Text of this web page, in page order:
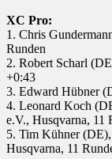
XC Pro:
1. Chris
Runden
2. Robert Scharl
+0:43
3. Edward Hübner
4. Leonard Koch
e.V., Husqvarna, 11
5. Tim Kühner
Husqvarna, 11